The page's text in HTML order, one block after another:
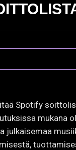
Spotify
mukana
julkaisemaa